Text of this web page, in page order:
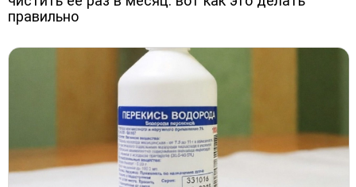
правильно